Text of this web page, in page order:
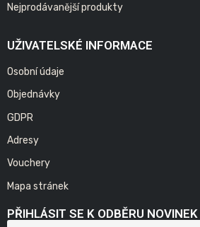
Nejprodávanější produkty
UŽIVATELSKÉ INFORMACE
Osobní údaje
Objednávky
GDPR
Adresy
Vouchery
Mapa stránek
PŘIHLÁSIT SE K ODBĚRU NOVINEK